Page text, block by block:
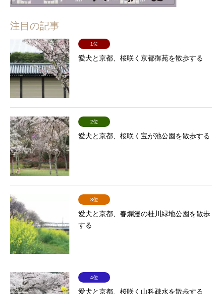
注目の記事
1位
愛犬と京都、桜咲く京都御苑を散歩する
2位
愛犬と京都、桜咲く宝が池公園を散歩する
3位
愛犬と京都、春爛漫の桂川緑地公園を散歩
する
4位
愛犬と京都、桜咲く山科疎水を散歩する